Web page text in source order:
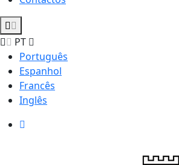
PT
Português
Espanhol
Francês
Inglês